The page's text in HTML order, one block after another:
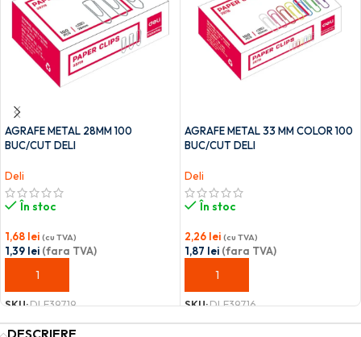
AGRAFE METAL 28MM 100
BUC/CUT DELI
Deli
În stoc
1,68 lei (cu TVA)
1,39 lei (fara TVA)
ADAUGĂ ÎN COȘ
SKU:DLE39719
AGRAFE METAL 33 MM COLOR 100
BUC/CUT DELI
Deli
În stoc
2,26 lei (cu TVA)
1,87 lei (fara TVA)
ADAUGĂ ÎN COȘ
SKU:DLE39716
DESCRIERE